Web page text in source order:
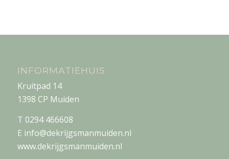
INFORMATIEHUIS
Kruitpad 14
1398 CP Muiden
T 0294 466608
E info@dekrijgsmanmuiden.nl
www.dekrijgsmanmuiden.nl